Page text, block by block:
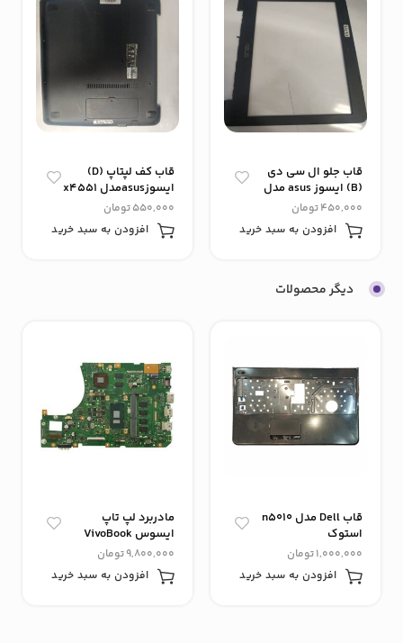
قاب جلو ال سی دی
(B) ایسوز asus مدل
x4551
450,000تومان
افزودن به سبد خرید
قاب کف لپتاپ (D)
ایسوزasusمدل x4551
550,000تومان
افزودن به سبد خرید
دیگر محصولات
قاب Dell مدل n5010
استوک
1,000,000تومان
افزودن به سبد خرید
مادربرد لپ تاپ
ایسوس VivoBook
x556 گرافیک دار
9,800,000تومان
افزودن به سبد خرید